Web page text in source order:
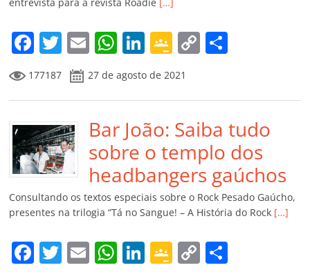
o
m
F
a
c
e
b
o
o
k
T
w
itt
er
E
m
ai
l
W
at
s
A
p
p
Li
n
k
e
dI
n
G
o
o
gl
e
Cl
a
ss
ro
o
m
C
y
Li
n
k
p
ar
til
h
ar
177187 27 de agosto de 2021
Bar João: Saiba tudo
sobre o templo dos
headbangers gaúchos
Consultando os textos especiais sobre o Rock Pesado Gaúcho,
presentes na trilogia “Tá no Sangue! – A História do Rock […]
F T E W Li G C